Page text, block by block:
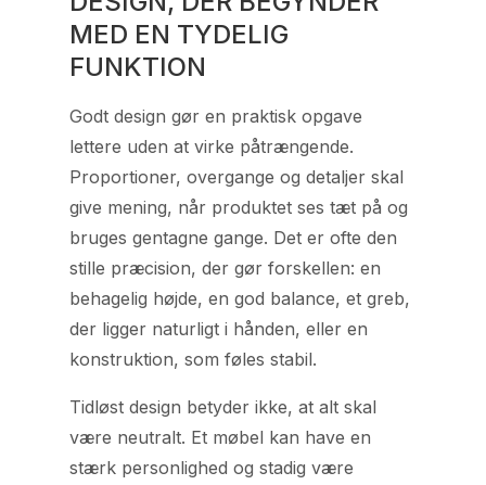
MED EN TYDELIG
FUNKTION
Godt design gør en praktisk opgave
lettere uden at virke påtrængende.
Proportioner, overgange og detaljer skal
give mening, når produktet ses tæt på og
bruges gentagne gange. Det er ofte den
stille præcision, der gør forskellen: en
behagelig højde, en god balance, et greb,
der ligger naturligt i hånden, eller en
konstruktion, som føles stabil.
Tidløst design betyder ikke, at alt skal
være neutralt. Et møbel kan have en
stærk personlighed og stadig være